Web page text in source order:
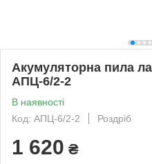
Акумуляторна пила
АПЦ-6/2-2
В наявності
Код: АПЦ-6/2-2
Роздріб
1 620 ₴